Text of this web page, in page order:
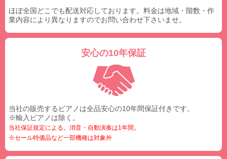
ほぼ全国どこでも配送対応しております。料金は地域・階数・作
業内容により異なりますのでお問い合わせ下さいませ。
安心の10年保証
当社の販売するピアノは全品安心の10年間保証付きです。
※輸入ピアノは除く。
当社保証規定による。消音・自動演奏は1年間。
※セール特価品など一部機種は対象外